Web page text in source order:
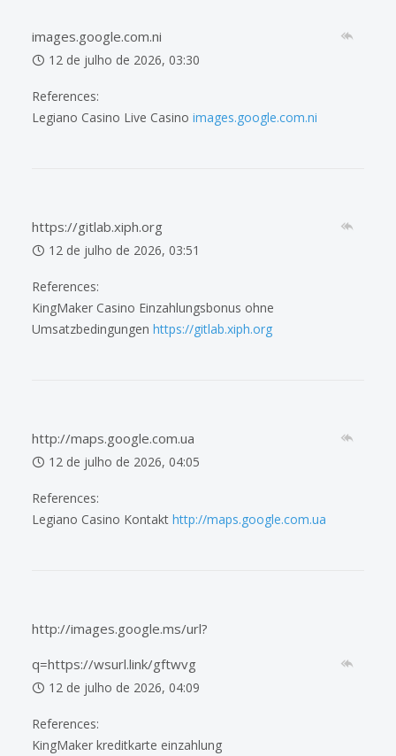
images.google.com.ni
12 de julho de 2026, 03:30
References:
Legiano Casino Live Casino images.google.com.ni
https://gitlab.xiph.org
12 de julho de 2026, 03:51
References:
KingMaker Casino Einzahlungsbonus ohne
Umsatzbedingungen https://gitlab.xiph.org
http://maps.google.com.ua
12 de julho de 2026, 04:05
References:
Legiano Casino Kontakt http://maps.google.com.ua
http://images.google.ms/url?
q=https://wsurl.link/gftwvg
12 de julho de 2026, 04:09
References:
KingMaker kreditkarte einzahlung